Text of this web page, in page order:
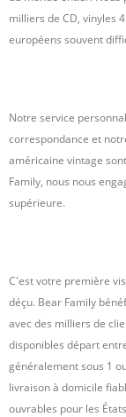
milliers de CD, vinyles
européens souvent
Notre service
correspondance et
américaine vintage
Family, nous nous
supérieure.
C'est votre première
déçu. Bear Family
avec des milliers de
disponibles départ
généralement sous 1
livraison à domicile
ouvrables pour les